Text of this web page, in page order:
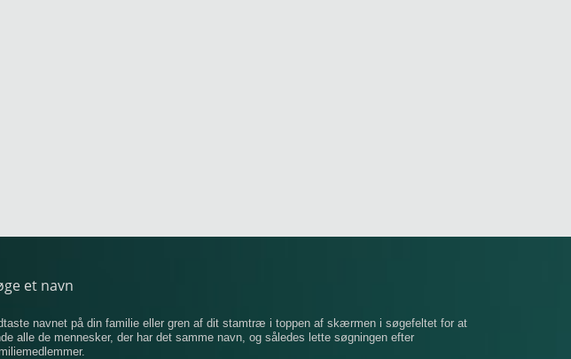
et navn
navnet på din familie eller gren af ​​dit stamtræ i toppen af ​​skærmen i søgefeltet for at
alle de mennesker, der har det samme navn, og således lette søgningen efter